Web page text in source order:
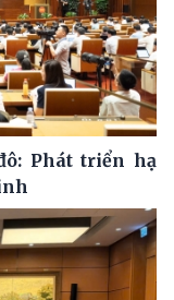
Phát triển hạ